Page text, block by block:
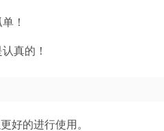
！
真的！
好的进行使用。